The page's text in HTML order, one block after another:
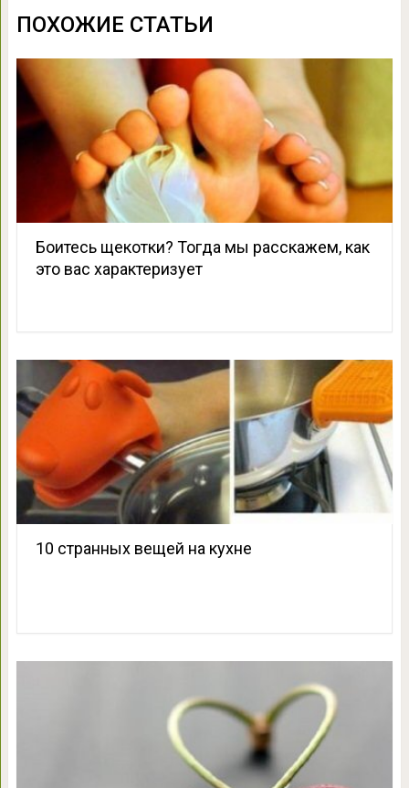
ПОХОЖИЕ СТАТЬИ
Боитесь щекотки? Тогда мы расскажем, как
это вас характеризует
10 странных вещей на кухне